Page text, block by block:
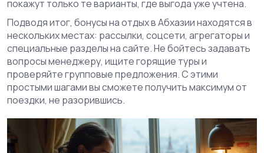
покажут только те варианты, где выгода уже учтена.
Подводя итог, бонусы на отдых в Абхазии находятся в
нескольких местах: рассылки, соцсети, агрегаторы и
специальные разделы на сайте. Не бойтесь задавать
вопросы менеджеру, ищите горящие туры и
проверяйте групповые предложения. С этими
простыми шагами вы сможете получить максимум от
поездки, не разорившись.